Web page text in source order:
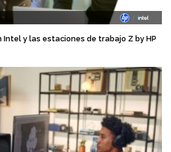
y las estaciones de trabajo Z by HP